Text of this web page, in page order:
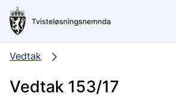
Hopp
hovedinnhold
Vedtak
Vedtak 153/17